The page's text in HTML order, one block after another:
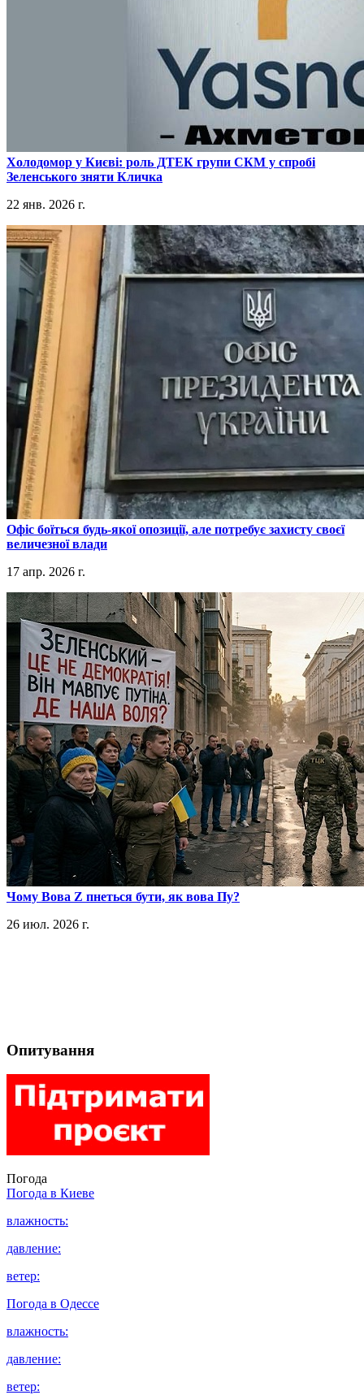
​Холодомор у Києві: роль ДТЕК групи СКМ у спробі
Зеленського зняти Кличка
22 янв. 2026 г.
​Офіс боїться будь-якої опозиції, але потребує захисту своєї
величезної влади
17 апр. 2026 г.
​Чому Вова Z пнеться бути, як вова Пу?
26 июл. 2026 г.
Опитування
Погода
Погода в Киеве
влажность:
давление:
ветер:
Погода в Одессе
влажность:
давление:
ветер: